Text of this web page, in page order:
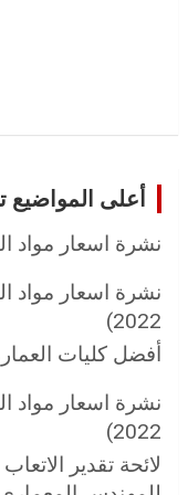
أعلى المواضيع
نشرة اسعار مواد
نشرة اسعار مواد
2022)
أفضل كليات العمارة
نشرة اسعار مواد
2022)
لائحة تقدير الاتعاب